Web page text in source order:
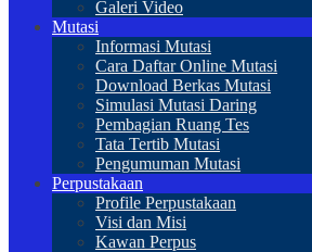
Galeri Video
Mutasi
Informasi Mutasi
Cara Daftar Online Mutasi
Download Berkas Mutasi
Simulasi Mutasi Daring
Pembagian Ruang Tes
Tata Tertib Mutasi
Pengumuman Mutasi
Perpustakaan
Profile Perpustakaan
Visi dan Misi
Kawan Perpus